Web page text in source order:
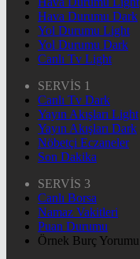
Hava Durumu Dark
Yol Durumu Light
Yol Durumu Dark
Canlı Tv Light
SERVİS 1
Canlı Tv Dark
Yayın Akışları Light
Yayın Akışları Dark
Nöbetçi Eczaneler
Son Dakika
SERVİS 3
Canlı Borsa
Namaz Vakitleri
Puan Durumu
Örnek Burç Yorumu